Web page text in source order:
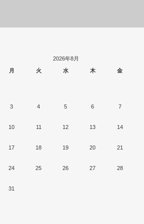
2026年8月
月 火 水 木 金
3 4 5 6 7
10 11 12 13 14
17 18 19 20 21
24 25 26 27 28
31